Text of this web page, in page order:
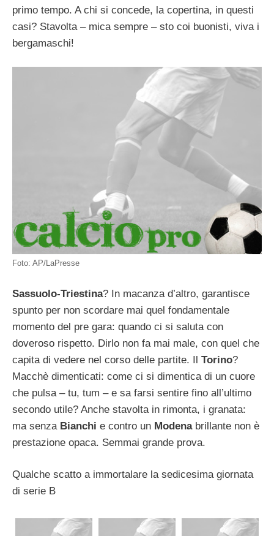
primo tempo. A chi si concede, la copertina, in questi
casi? Stavolta – mica sempre – sto coi buonisti, viva i
bergamaschi!
Foto: AP/LaPresse
Sassuolo-Triestina? In macanza d’altro, garantisce
spunto per non scordare mai quel fondamentale
momento del pre gara: quando ci si saluta con
doveroso rispetto. Dirlo non fa mai male, con quel che
capita di vedere nel corso delle partite. Il Torino?
Macchè dimenticati: come ci si dimentica di un cuore
che pulsa – tu, tum – e sa farsi sentire fino all’ultimo
secondo utile? Anche stavolta in rimonta, i granata:
ma senza Bianchi e contro un Modena brillante non è
prestazione opaca. Semmai grande prova.
Qualche scatto a immortalare la sedicesima giornata
di serie B